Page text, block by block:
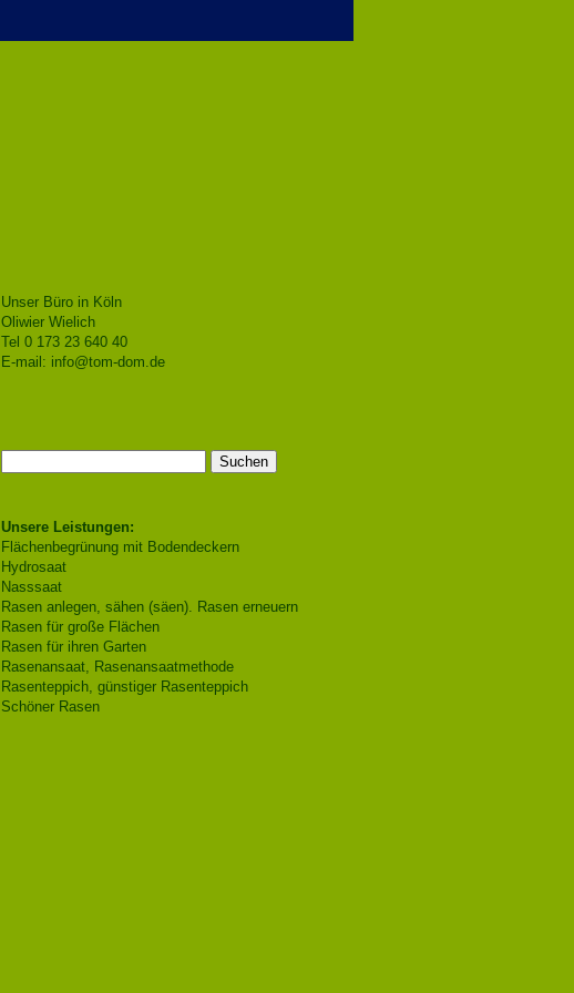
Unser Büro in Köln
Oliwier Wielich
Tel 0 173 23 640 40
E-mail: info@tom-dom.de
nach:
Unsere Leistungen:
Flächenbegrünung mit Bodendeckern
Hydrosaat
Nasssaat
Rasen anlegen, sähen (säen). Rasen erneuern
Rasen für große Flächen
Rasen für ihren Garten
Rasenansaat, Rasenansaatmethode
Rasenteppich, günstiger Rasenteppich
Schöner Rasen